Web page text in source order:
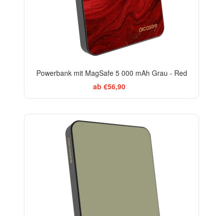
Powerbank mit MagSafe 5 000 mAh Grau - Red
ab €56,90